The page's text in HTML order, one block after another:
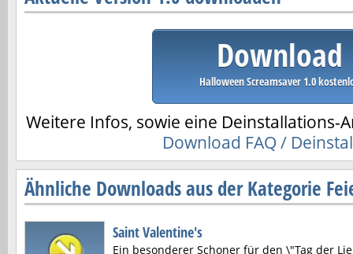
Download
Halloween Screamsaver 1.0
Weitere Infos, sowie eine Deinstallations-
Download FAQ /
Ähnliche Downloads aus der Kategorie
Saint Valentine's
Ein besonderer Schoner für den \"Tag der